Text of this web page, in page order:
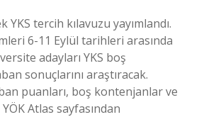
YKS tercih kılavuzu yayımlandı.
6-11 Eylül tarihleri ​​arasında
adayları YKS boş
sonuçlarını araştıracak.
puanları, boş kontenjanlar ve
Atlas sayfasından